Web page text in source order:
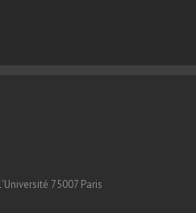
75007 Paris